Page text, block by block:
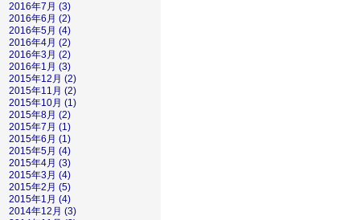
2016年7月 (3)
2016年6月 (2)
2016年5月 (4)
2016年4月 (2)
2016年3月 (2)
2016年1月 (3)
2015年12月 (2)
2015年11月 (2)
2015年10月 (1)
2015年8月 (2)
2015年7月 (1)
2015年6月 (1)
2015年5月 (4)
2015年4月 (3)
2015年3月 (4)
2015年2月 (5)
2015年1月 (4)
2014年12月 (3)